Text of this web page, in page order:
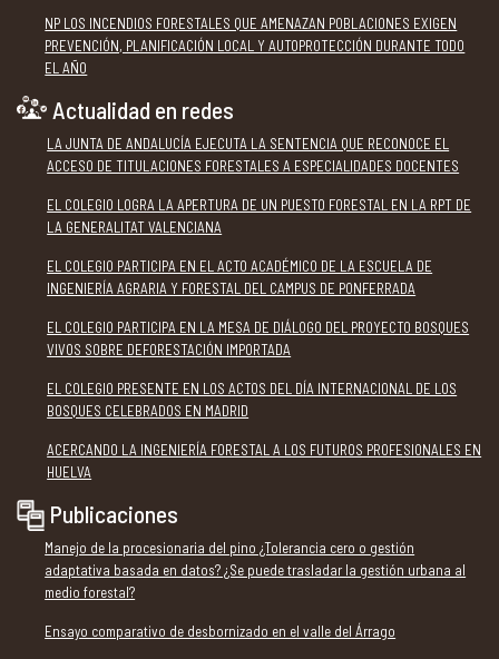
NP LOS INCENDIOS FORESTALES QUE AMENAZAN POBLACIONES EXIGEN
PREVENCIÓN, PLANIFICACIÓN LOCAL Y AUTOPROTECCIÓN DURANTE TODO
EL AÑO
Actualidad en redes
LA JUNTA DE ANDALUCÍA EJECUTA LA SENTENCIA QUE RECONOCE EL
ACCESO DE TITULACIONES FORESTALES A ESPECIALIDADES DOCENTES
EL COLEGIO LOGRA LA APERTURA DE UN PUESTO FORESTAL EN LA RPT DE
LA GENERALITAT VALENCIANA
EL COLEGIO PARTICIPA EN EL ACTO ACADÉMICO DE LA ESCUELA DE
INGENIERÍA AGRARIA Y FORESTAL DEL CAMPUS DE PONFERRADA
EL COLEGIO PARTICIPA EN LA MESA DE DIÁLOGO DEL PROYECTO BOSQUES
VIVOS SOBRE DEFORESTACIÓN IMPORTADA
EL COLEGIO PRESENTE EN LOS ACTOS DEL DÍA INTERNACIONAL DE LOS
BOSQUES CELEBRADOS EN MADRID
ACERCANDO LA INGENIERÍA FORESTAL A LOS FUTUROS PROFESIONALES EN
HUELVA
Publicaciones
Manejo de la procesionaria del pino ¿Tolerancia cero o gestión
adaptativa basada en datos? ¿Se puede trasladar la gestión urbana al
medio forestal?
Ensayo comparativo de desbornizado en el valle del Árrago